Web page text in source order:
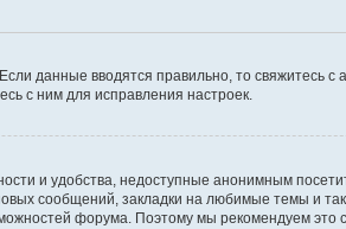
данные вводятся правильно, то
с ним для исправления настроек.
и удобства, недоступные анонимным
сообщений, закладки на любимые темы и
форума. Поэтому мы рекомендуем это